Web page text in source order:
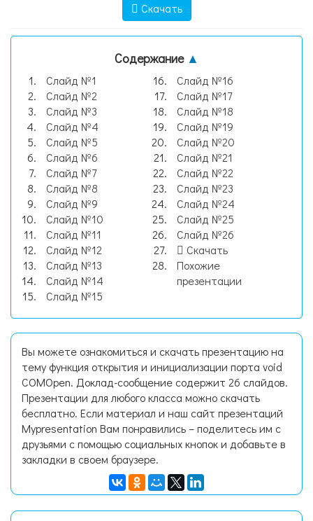
слайд №1
Скачать
Содержание ▲
Слайд №1
Слайд №2
Слайд №3
Слайд №4
Слайд №5
Слайд №6
Слайд №7
Слайд №8
Слайд №9
Слайд №10
Слайд №11
Слайд №12
Слайд №13
Слайд №14
Слайд №15
Слайд №16
Слайд №17
Слайд №18
Слайд №19
Слайд №20
Слайд №21
Слайд №22
Слайд №23
Слайд №24
Слайд №25
Слайд №26
Скачать
Похожие
презентации
Вы можете ознакомиться и скачать презентацию на
тему функция открытия и инициализации порта void
COMOpen. Доклад-сообщение содержит 26 слайдов.
Презентации для любого класса можно скачать
бесплатно. Если материал и наш сайт презентаций
Mypresentation Вам понравились – поделитесь им с
друзьями с помощью социальных кнопок и добавьте в
закладки в своем браузере.